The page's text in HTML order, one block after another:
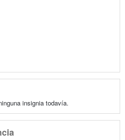
insignia todavía.